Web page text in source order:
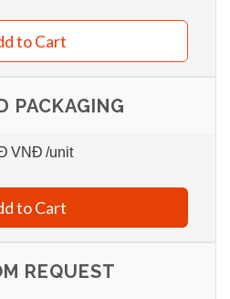
to Cart
PACKAGING
VNĐ /unit
to Cart
REQUEST